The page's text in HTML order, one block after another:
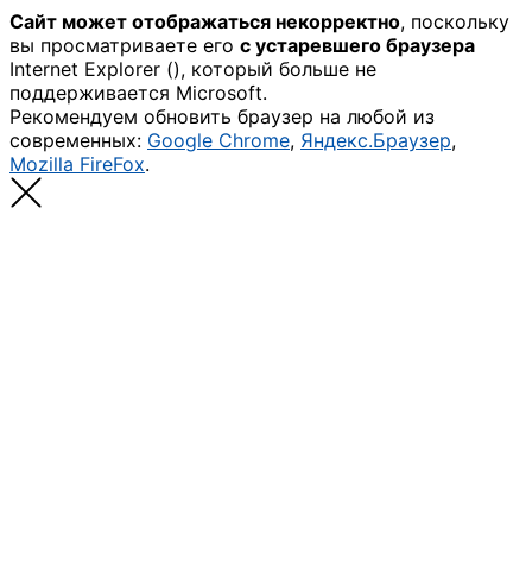
Сайт может отображаться некорректно, поскольку
вы просматриваете его с устаревшего браузера
Internet Explorer (), который больше не
поддерживается Microsoft.
Рекомендуем обновить браузер на любой из
современных: Google Chrome, Яндекс.Браузер,
Mozilla FireFox.